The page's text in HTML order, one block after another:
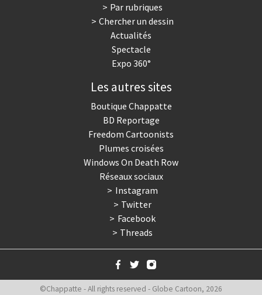
Par rubriques
Chercher un dessin
Actualités
Spectacle
Expo 360°
Les autres sites
Boutique Chappatte
BD Reportage
Freedom Cartoonists
Plumes croisées
Windows On Death Row
Réseaux sociaux
Instagram
Twitter
Facebook
Threads
©Chappatte - All rights reserved - Globe Cartoon, 2026